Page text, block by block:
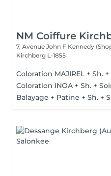
NM Coiffure
7, Avenue John F Kennedy
Kirchberg L-1855
Coloration MAJIREL + Sh.
Coloration INOA + Sh. +
Balayage + Patine + Sh. +